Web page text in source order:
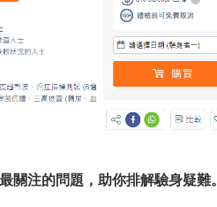
關注的問題，助你排解驗身疑難。